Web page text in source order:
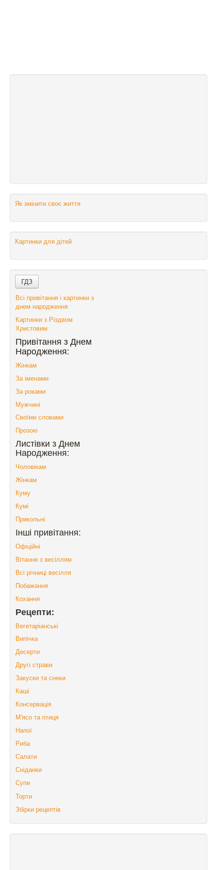
Як змінити своє життя
Картинки для дітей
Всі привітання і картинки з
днем народження
Картинки з Різдвом
Христовим
Привітання з Днем
Народження:
Жінкам
За іменами
За роками
Мужчині
Своїми словами
Прозою
Листівки з Днем
Народження:
Чоловікам
Жінкам
Куму
Кумі
Прикольні
Інші привітання:
Офіційні
Вітання з весіллям
Всі річниці весілля
Побажання
Кохання
Рецепти:
Вегетаріанські
Випічка
Десерти
Другі страви
Закуски та снеки
Каші
Консервація
М'ясо та птиця
Напої
Риба
Салати
Сніданки
Супи
Торти
Збірки рецептів